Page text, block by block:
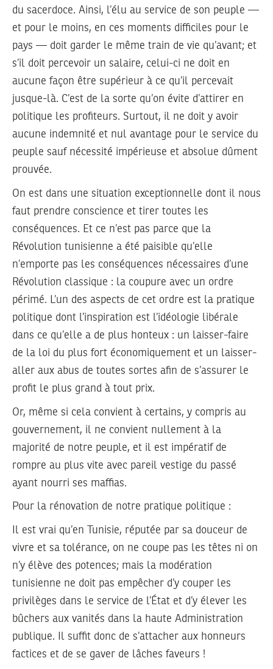
du sacerdoce. Ainsi, l’élu au service de son peuple —
et pour le moins, en ces moments difficiles pour le
pays — doit garder le même train de vie qu’avant; et
s’il doit percevoir un salaire, celui-ci ne doit en
aucune façon être supérieur à ce qu’il percevait
jusque-là. C’est de la sorte qu’on évite d’attirer en
politique les profiteurs. Surtout, il ne doit y avoir
aucune indemnité et nul avantage pour le service du
peuple sauf nécessité impérieuse et absolue dûment
prouvée.
On est dans une situation exceptionnelle dont il nous
faut prendre conscience et tirer toutes les
conséquences. Et ce n’est pas parce que la
Révolution tunisienne a été paisible qu’elle
n’emporte pas les conséquences nécessaires d’une
Révolution classique : la coupure avec un ordre
périmé. L’un des aspects de cet ordre est la pratique
politique dont l’inspiration est l’idéologie libérale
dans ce qu’elle a de plus honteux : un laisser-faire
de la loi du plus fort économiquement et un laisser-
aller aux abus de toutes sortes afin de s’assurer le
profit le plus grand à tout prix.
Or, même si cela convient à certains, y compris au
gouvernement, il ne convient nullement à la
majorité de notre peuple, et il est impératif de
rompre au plus vite avec pareil vestige du passé
ayant nourri ses maffias.
Pour la rénovation de notre pratique politique :
Il est vrai qu’en Tunisie, réputée par sa douceur de
vivre et sa tolérance, on ne coupe pas les têtes ni on
n’y élève des potences; mais la modération
tunisienne ne doit pas empêcher d’y couper les
privilèges dans le service de l’État et d’y élever les
bûchers aux vanités dans la haute Administration
publique. Il suffit donc de s’attacher aux honneurs
factices et de se gaver de lâches faveurs !